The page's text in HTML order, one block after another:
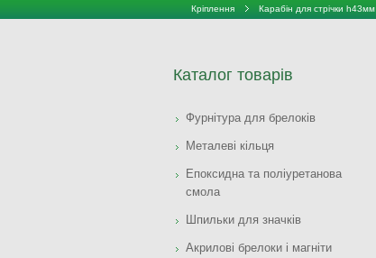
Кріплення Карабін для стрічки h43мм
Каталог товарів
Фурнітура для брелоків
Металеві кільця
Епоксидна та поліуретанова
смола
Шпильки для значків
Акрилові брелоки і магніти